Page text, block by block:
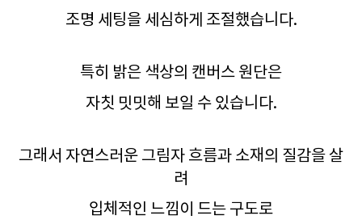
조명 세팅을 세심하게 조절했습니다.
특히 밝은 색상의 캔버스 원단은
자칫 밋밋해 보일 수 있습니다.
그래서 자연스러운 그림자 흐름과 소재의 질감을 살
려
입체적인 느낌이 드는 구도로